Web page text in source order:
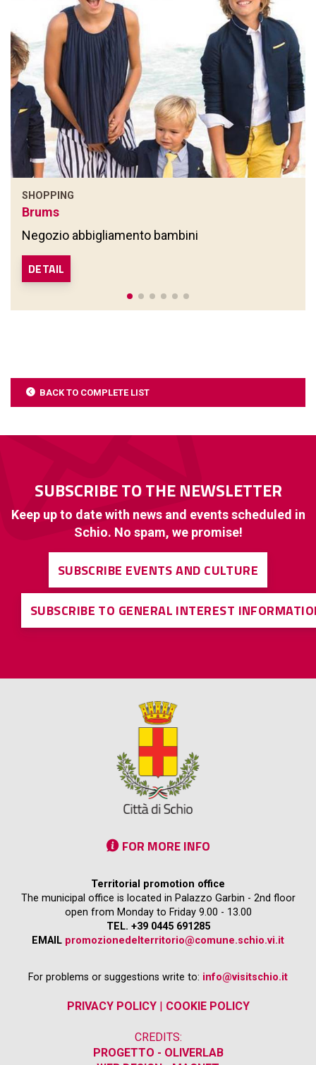
SHOPPING
Brums
Negozio abbigliamento bambini
DETAIL
BACK TO COMPLETE LIST
SUBSCRIBE TO THE NEWSLETTER
Keep up to date with news and events scheduled in
Schio. No spam, we promise!
SUBSCRIBE EVENTS AND CULTURE
SUBSCRIBE TO GENERAL INTEREST
FOR MORE INFO
Territorial promotion office
The municipal office is located in Palazzo Garbin - 2nd floor
open from Monday to Friday 9.00 - 13.00
TEL. +39 0445 691285
EMAIL promozionedelterritorio@comune.schio.vi.it
For problems or suggestions write to: info@visitschio.it
PRIVACY POLICY| COOKIE POLICY
CREDITS:
PROGETTO - OLIVERLAB